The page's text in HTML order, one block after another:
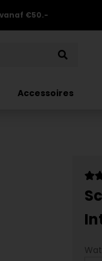
€50.-
Accessoires